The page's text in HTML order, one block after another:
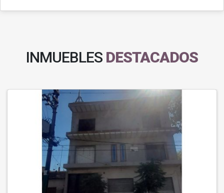
INMUEBLES DESTACADOS